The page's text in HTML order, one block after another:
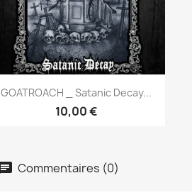
Aperçu rapide
GOATROACH _ Satanic Decay...
10,00 €
Commentaires (0)